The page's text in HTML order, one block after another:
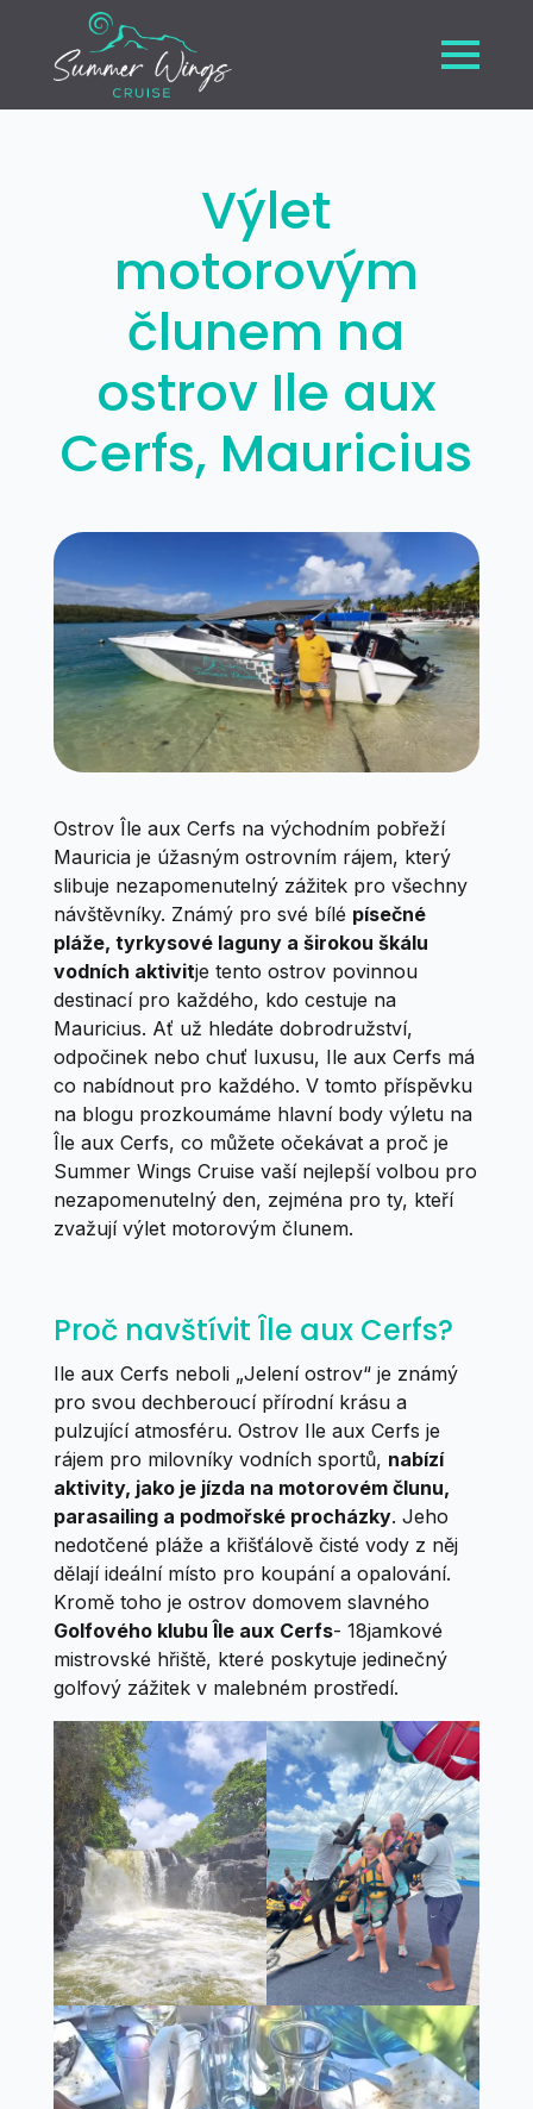
Výlet
motorovým
člunem na
ostrov Ile aux
Cerfs, Mauricius
Ostrov Île aux Cerfs na východním pobřeží
Mauricia je úžasným ostrovním rájem, který
slibuje nezapomenutelný zážitek pro všechny
návštěvníky. Známý pro své bílé písečné
pláže, tyrkysové laguny a širokou škálu
vodních aktivitje tento ostrov povinnou
destinací pro každého, kdo cestuje na
Mauricius. Ať už hledáte dobrodružství,
odpočinek nebo chuť luxusu, Ile aux Cerfs má
co nabídnout pro každého. V tomto příspěvku
na blogu prozkoumáme hlavní body výletu na
Île aux Cerfs, co můžete očekávat a proč je
Summer Wings Cruise vaší nejlepší volbou pro
nezapomenutelný den, zejména pro ty, kteří
zvažují výlet motorovým člunem.
Proč navštívit Île aux Cerfs?
Ile aux Cerfs neboli „Jelení ostrov“ je známý
pro svou dechberoucí přírodní krásu a
pulzující atmosféru. Ostrov Ile aux Cerfs je
rájem pro milovníky vodních sportů, nabízí
aktivity, jako je jízda na motorovém člunu,
parasailing a podmořské procházky. Jeho
nedotčené pláže a křišťálově čisté vody z něj
dělají ideální místo pro koupání a opalování.
Kromě toho je ostrov domovem slavného
Golfového klubu Île aux Cerfs- 18jamkové
mistrovské hřiště, které poskytuje jedinečný
golfový zážitek v malebném prostředí.